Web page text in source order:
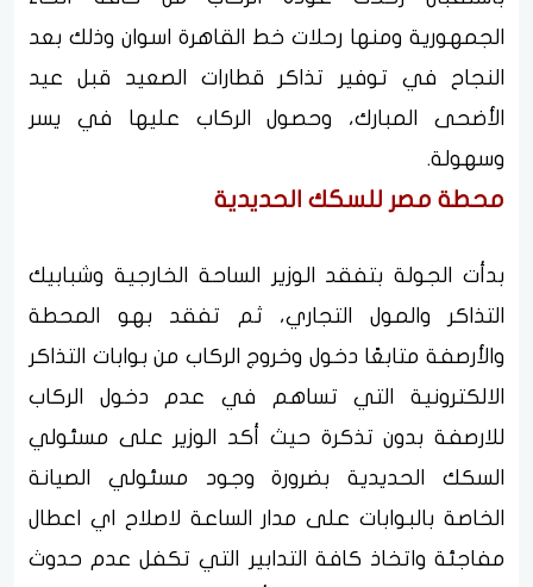
الجمهورية ومنها رحلات خط القاهرة اسوان وذلك بعد
النجاح في توفير تذاكر قطارات الصعيد قبل عيد
الأضحى المبارك، وحصول الركاب عليها في يسر
وسهولة.
محطة مصر للسكك الحديدية
بدأت الجولة بتفقد الوزير الساحة الخارجية وشبابيك
التذاكر والمول التجاري، ثم تفقد بهو المحطة
والأرصفة متابعًا دخول وخروج الركاب من بوابات التذاكر
الالكترونية التي تساهم في عدم دخول الركاب
للارصفة بدون تذكرة حيث أكد الوزير على مسئولي
السكك الحديدية بضرورة وجود مسئولي الصيانة
الخاصة بالبوابات على مدار الساعة لاصلاح اي اعطال
مفاجئة واتخاذ كافة التدابير التي تكفل عدم حدوث